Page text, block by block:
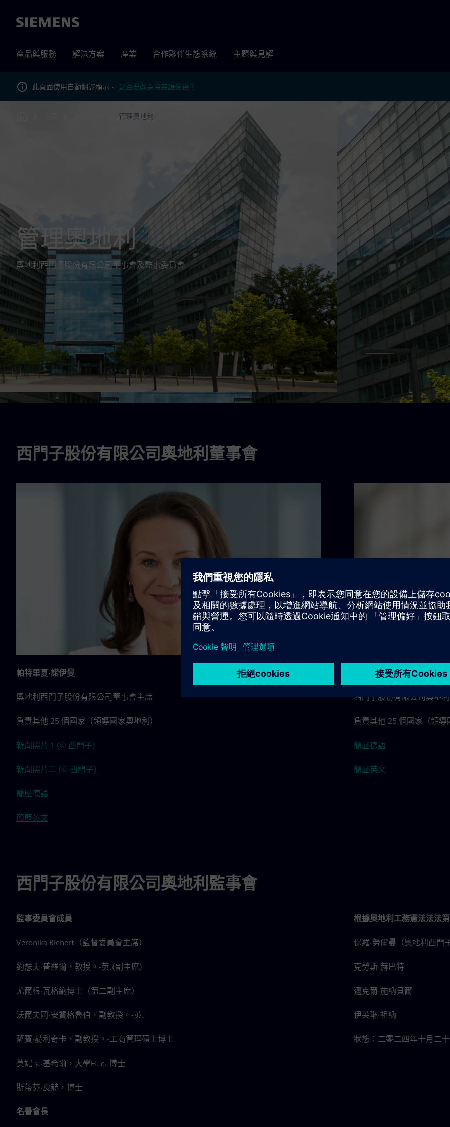
Siemens
產品與服務 解決方案 產業 合作夥伴生態系統 主題與見解
此頁面使用自動翻譯顯示。 是否要改為用英語檢視？
管理奧地利
管理奧地利
奧地利西門子股份有限公司董事會及監事委員會
西門子股份有限公司奧地利董事會
帕特里夏·諾伊曼
奧地利西門子股份有限公司董事會主席
負責其他 25 個國家（領導國家奧地利）
新聞照片 1 (© 西門子)
新聞照片二 (© 西門子)
簡歷德語
簡歷英文
伯恩德·乌尔布里赫特
西門子股份有限公司奧地
負責其他 25 個國家（領導
簡歷德語
簡歷英文
西門子股份有限公司奧地利監事會
監事委員會成員
Veronika Bienert（監督委員會主席）
約瑟夫·普羅爾，教授。-英.(副主席)
尤爾根·瓦格納博士（第二副主席）
沃爾夫岡·安贊格魯伯，副教授。-英.
薩賓·赫利奇卡，副教授。-工商管理碩士博士
莫妮卡·基希爾，大學H. c. 博士
斯蒂芬·皮赫，博士
名譽會長
根據奧地利工務憲法法法
保羅·勞爾曼（奧地利西門
克勞斯·赫巴特
邁克爾·施納貝爾
伊芙琳·祖納
狀態：二零二四年十月二